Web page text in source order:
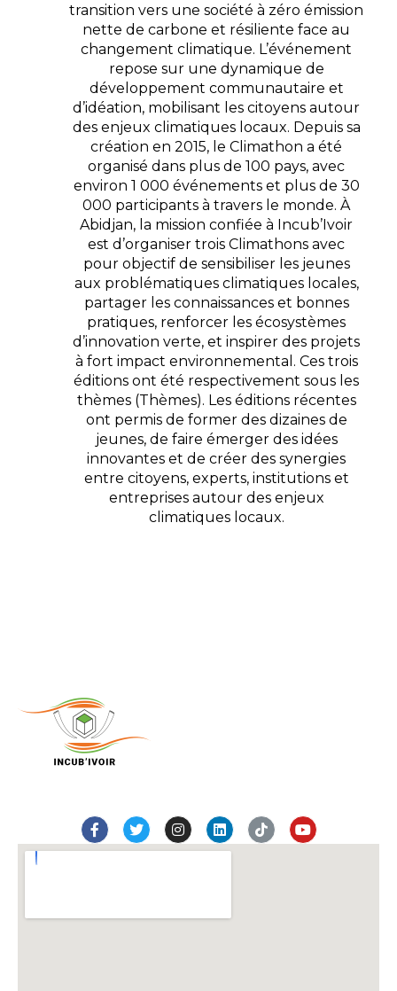
transition vers une société à zéro émission
nette de carbone et résiliente face au
changement climatique. L’événement
repose sur une dynamique de
développement communautaire et
d’idéation, mobilisant les citoyens autour
des enjeux climatiques locaux. Depuis sa
création en 2015, le Climathon a été
organisé dans plus de 100 pays, avec
environ 1 000 événements et plus de 30
000 participants à travers le monde. À
Abidjan, la mission confiée à Incub’Ivoir
est d’organiser trois Climathons avec
pour objectif de sensibiliser les jeunes
aux problématiques climatiques locales,
partager les connaissances et bonnes
pratiques, renforcer les écosystèmes
d’innovation verte, et inspirer des projets
à fort impact environnemental. Ces trois
éditions ont été respectivement sous les
thèmes (Thèmes). Les éditions récentes
ont permis de former des dizaines de
jeunes, de faire émerger des idées
innovantes et de créer des synergies
entre citoyens, experts, institutions et
entreprises autour des enjeux
climatiques locaux.